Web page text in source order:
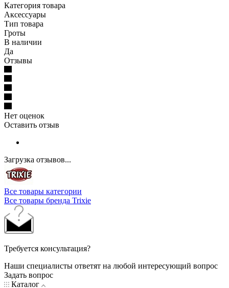
Категория товара
Аксессуары
Тип товара
Гроты
В наличии
Да
Отзывы
Нет оценок
Оставить отзыв
Загрузка отзывов...
Все товары категории
Все товары бренда Trixie
Требуется консультация?
Наши специалисты ответят на любой интересующий вопрос
Задать вопрос
Каталог